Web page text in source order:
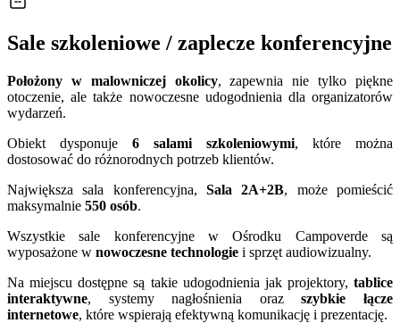
Sale szkoleniowe / zaplecze konferencyjne
Położony w malowniczej okolicy, zapewnia nie tylko piękne
otoczenie, ale także nowoczesne udogodnienia dla organizatorów
wydarzeń.
Obiekt dysponuje 6 salami szkoleniowymi, które można
dostosować do różnorodnych potrzeb klientów.
Największa sala konferencyjna, Sala 2A+2B, może pomieścić
maksymalnie 550 osób.
Wszystkie sale konferencyjne w Ośrodku Campoverde są
wyposażone w nowoczesne technologie i sprzęt audiowizualny.
Na miejscu dostępne są takie udogodnienia jak projektory, tablice
interaktywne, systemy nagłośnienia orazszybkie łącze
internetowe, które wspierają efektywną komunikację i prezentację.